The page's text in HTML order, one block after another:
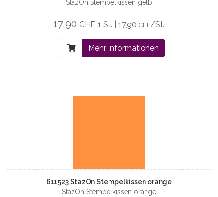
StazOn Stempelkissen gelb
17,90 CHF 1 St. | 17,90 CHF/St.
Mehr Informationen
611523 StazOn Stempelkissen orange
StazOn Stempelkissen orange